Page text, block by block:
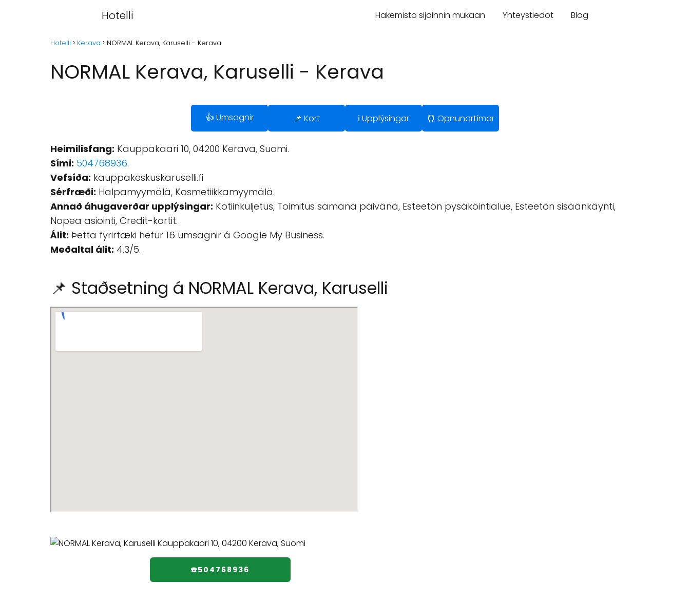
Hotelli Hakemisto sijainnin mukaan Yhteystiedot Blog
Hotelli Kerava NORMAL Kerava, Karuselli - Kerava
NORMAL Kerava, Karuselli - Kerava
👍 Umsagnir 📌 Kort ℹ️ Upplýsingar ⏰ Opnunartímar
Heimilisfang: Kauppakaari 10, 04200 Kerava, Suomi.
Sími: 504768936.
Vefsíða: kauppakeskuskaruselli.fi
Sérfræði: Halpamyymälä, Kosmetiikkamyymälä.
Annað áhugaverðar upplýsingar: Kotiinkuljetus, Toimitus samana päivänä, Esteetön pysäköintialue, Esteetön sisäänkäynti,
Nopea asiointi, Credit-kortit.
Álit: Þetta fyrirtæki hefur 16 umsagnir á Google My Business.
Meðaltal álit: 4.3/5.
📌 Staðsetning á NORMAL Kerava, Karuselli
☎️504768936